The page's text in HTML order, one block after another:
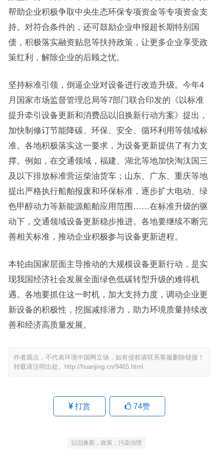
帮助企业积极争取中央生态环保专项资金等专项资金支
持。对符合条件的，还可鼓励企业申报超长期特别国
债，积极落实融资贴息等扶持政策，让更多企业享受政
策红利，解除企业的后顾之忧。
坚持标准引领，倒逼企业对设备进行改造升级。今年4
月国家市场监督管理总局等7部门联合印发的《以标准
提升牵引设备更新和消费品以旧换新行动方案》提出，
加快制修订节能降碳、环保、安全、循环利用等领域标
准。各地积极落实这一要求，为设备更新提供了有力支
撑。例如，在交通领域，福建、湖北等地加快淘汰国三
及以下排放标准营运柴油货车；山东、广东、重庆等地
提出严格执行船舶报废和环保标准，逐步扩大电动、绿
色甲醇动力等新能源船舶应用范围……在标准升级的驱
动下，交通领域设备更新稳步推进。各地要继续不断完
善相关标准，推动企业积极参与设备更新进程。
本轮由国家层面主导推动的大规模设备更新行动，是实
现我国经济社会发展全面绿色低碳转型升级的难得机
遇。各地要抓住这一时机，加大支持力度，调动企业更
新设备的积极性，挖掘减排潜力，助力环境质量持续改
善和经济高质量发展。
作者观点，不代表环境中国网立场，如有侵权请联系客服删除链接！
转载请注明出处。
http://huanjing.cn/9465.html
打赏 74赞
以旧换新，政策，污染治理